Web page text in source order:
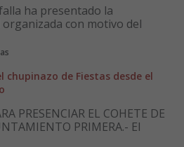
ha presentado la
con motivo del
chupinazo de Fiestas desde el
PRESENCIAR EL COHETE DE
PRIMERA.- El